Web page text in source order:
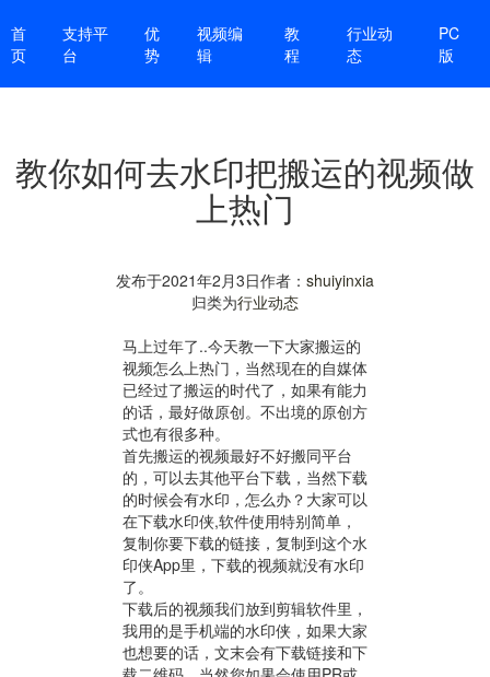
首
页
支持平
台
优
势
视频编
辑
教
程
行业动
态
PC
版
教你如何去水印把搬运的视频做
上热门
发布于2021年2月3日作者： shuiyinxia
归类为行业动态
马上过年了..今天教一下大家搬运的
视频怎么上热门，当然现在的自媒体
已经过了搬运的时代了，如果有能力
的话，最好做原创。不出境的原创方
式也有很多种。
首先搬运的视频最好不好搬同平台
的，可以去其他平台下载，当然下载
的时候会有水印，怎么办？大家可以
在下载水印侠,软件使用特别简单，
复制你要下载的链接，复制到这个水
印侠App里，下载的视频就没有水印
了。
下载后的视频我们放到剪辑软件里，
我用的是手机端的水印侠，如果大家
也想要的话，文末会有下载链接和下